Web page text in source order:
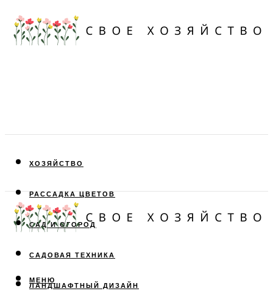
ХОЗЯЙСТВО
РАССАДКА ЦВЕТОВ
САД И ОГОРОД
САДОВАЯ ТЕХНИКА
ЛАНДШАФТНЫЙ ДИЗАЙН
МЕНЮ